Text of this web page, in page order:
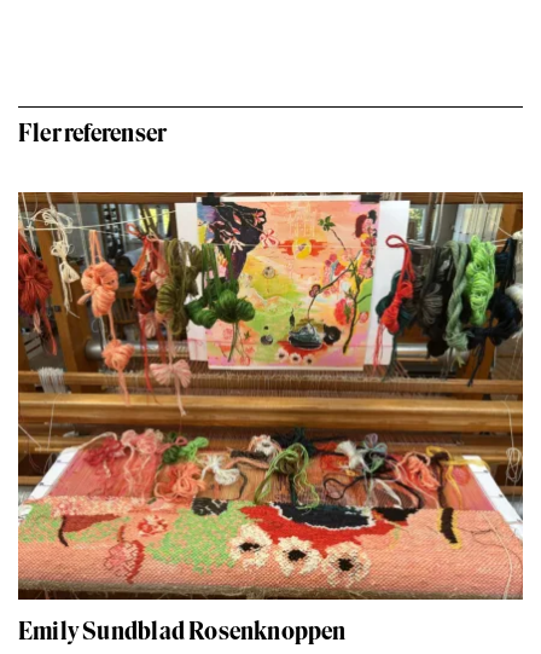
Fler referenser
Emily Sundblad Rosenknoppen